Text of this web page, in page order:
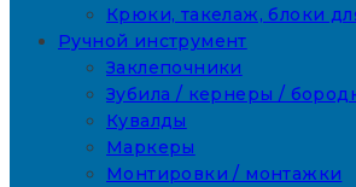
Крюки, такелаж, блоки
Ручной инструмент
Заклепочники
Зубила / кернеры /
Кувалды
Маркеры
Монтировки / монтажки